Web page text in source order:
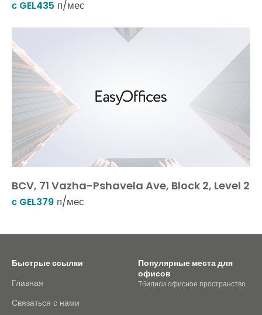
с GEL435 п/мес
BCV, 71 Vazha-Pshavela Ave, Block 2, Level 2
с GEL379 п/мес
Быстрые ссылки
Главная
Связаться с нами
Популярные места для
офисов
Тбилиси офисное пространство